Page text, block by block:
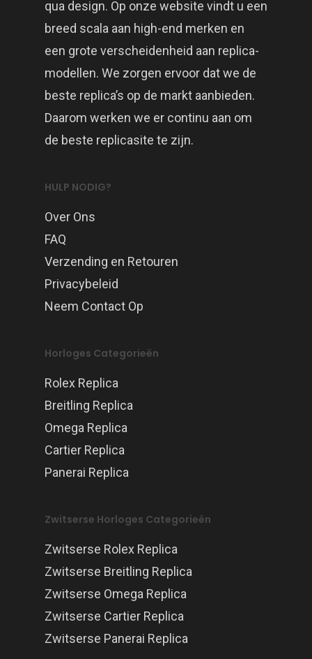
qua design. Op onze website vindt u een
breed scala aan high-end merken en
een grote verscheidenheid aan replica-
modellen. We zorgen ervoor dat we de
beste replica’s op de markt aanbieden.
Daarom werken we er continu aan om
de beste replicasite te zijn.
HULP NODIG?
Over Ons
FAQ
Verzending en Retouren
Privacybeleid
Neem Contact Op
Horloges Categorieën
Rolex Replica
Breitling Replica
Omega Replica
Cartier Replica
Panerai Replica
Zwitserse Horloges Categorieën
Zwitserse Rolex Replica
Zwitserse Breitling Replica
Zwitserse Omega Replica
Zwitserse Cartier Replica
Zwitserse Panerai Replica